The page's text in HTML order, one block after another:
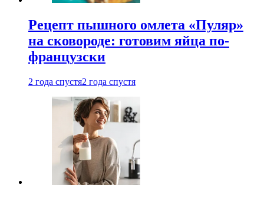
Рецепт пышного омлета «Пуляр»
на сковороде: готовим яйца по-
французски
2 года спустя2 года спустя